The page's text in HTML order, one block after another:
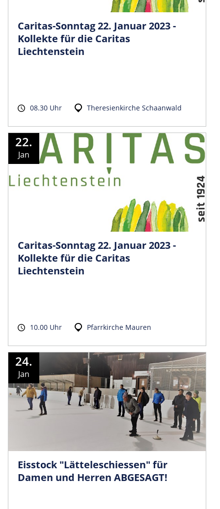
Caritas-Sonntag 22. Januar 2023 -
Kollekte für die Caritas
Liechtenstein
08.30 Uhr Theresienkirche Schaanwald
22.
Jan
Caritas-Sonntag 22. Januar 2023 -
Kollekte für die Caritas
Liechtenstein
10.00 Uhr Pfarrkirche Mauren
24.
Jan
Eisstock "Lätteleschiessen" für
Damen und Herren ABGESAGT!